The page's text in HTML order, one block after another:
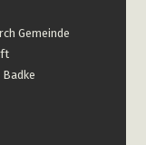
Gemeinde
Badke